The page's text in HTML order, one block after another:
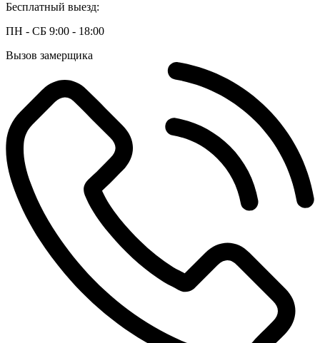
Бесплатный выезд:
ПН - СБ 9:00 - 18:00
Вызов замерщика